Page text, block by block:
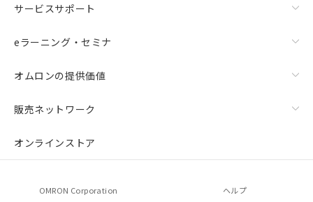
サービスサポート
eラーニング・セミナ
オムロンの提供価値
販売ネットワーク
オンラインストア
OMRON Corporation ヘルプ